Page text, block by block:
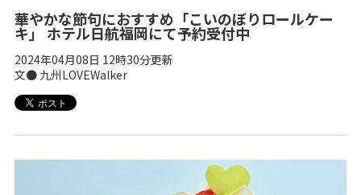
華やかな節句におすすめ「こいのぼりロールケー
キ」 ホテル日航福岡にて予約受付中
2024年04月08日 12時30分更新
文● 九州LOVEWalker